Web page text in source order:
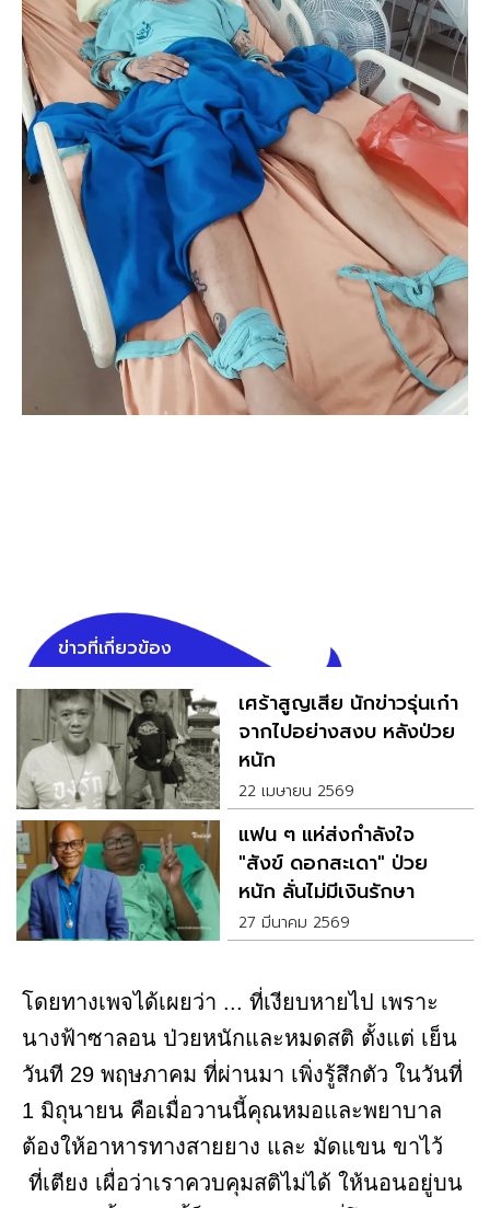
ข่าวที่เกี่ยวข้อง
เศร้าสูญเสีย นักข่าวรุ่นเก๋า
จากไปอย่างสงบ หลังป่วย
หนัก
22 เมษายน 2569
แฟน ๆ แห่ส่งกำลังใจ
"สังข์ ดอกสะเดา" ป่วย
หนัก ลั่นไม่มีเงินรักษา
27 มีนาคม 2569
โดยทางเพจได้เผยว่า ... ที่เงียบหายไป เพราะ
นางฟ้าซาลอน ป่วยหนักและหมดสติ ตั้งแต่ เย็น
วันที 29 พฤษภาคม ที่ผ่านมา เพิ่งรู้สึกตัว ในวันที่
1 มิถุนายน คือเมื่อวานนี้คุณหมอและพยาบาล
ต้องให้อาหารทางสายยาง และ มัดแขน ขาไว้
ที่เตียง เผื่อว่าเราควบคุมสติไม่ได้ ให้นอนอยู่บน